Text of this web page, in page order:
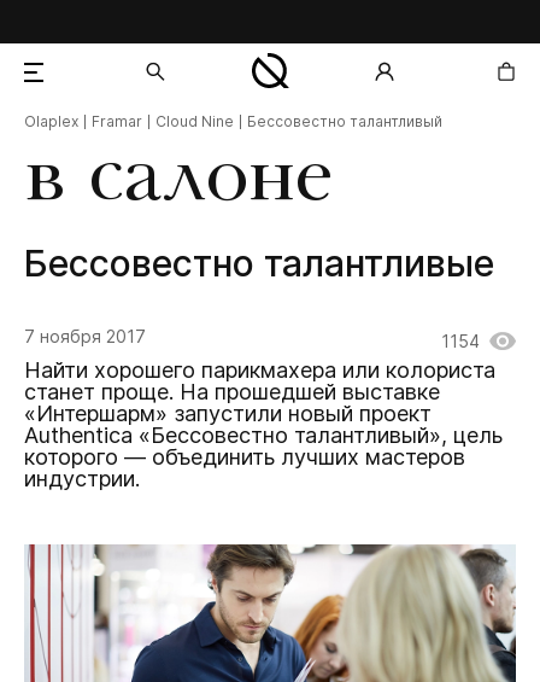
в салоне
Бессовестно талантливые
Olaplex Framar Cloud Nine Бессовестно талантливый
7 ноября 2017 1154
Найти хорошего парикмахера или колориста
станет проще. На прошедшей выставке
«Интершарм» запустили новый проект
Authentica «Бессовестно талантливый», цель
которого — объединить лучших мастеров
индустрии.